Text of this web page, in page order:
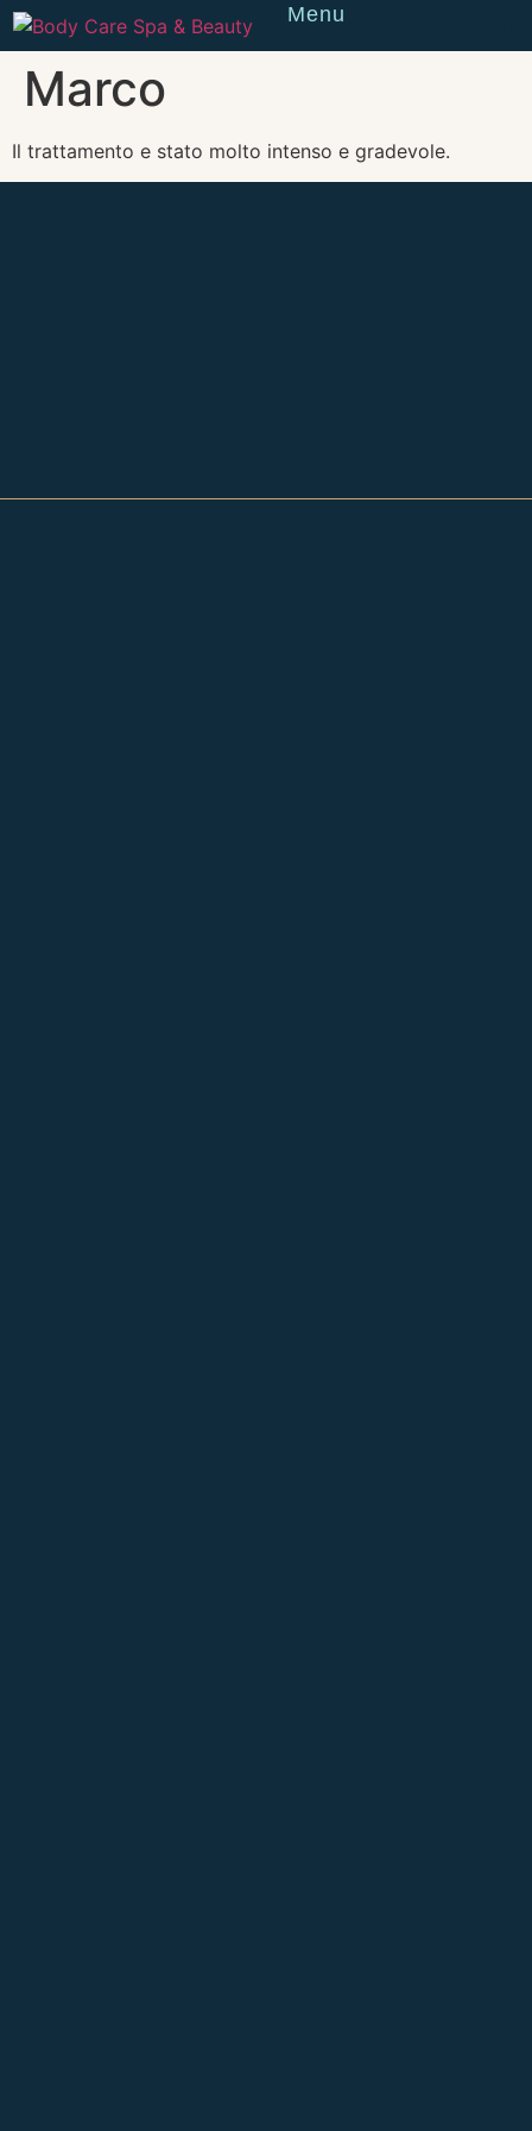
Menu
Marco
Il trattamento e stato molto intenso e gradevole.